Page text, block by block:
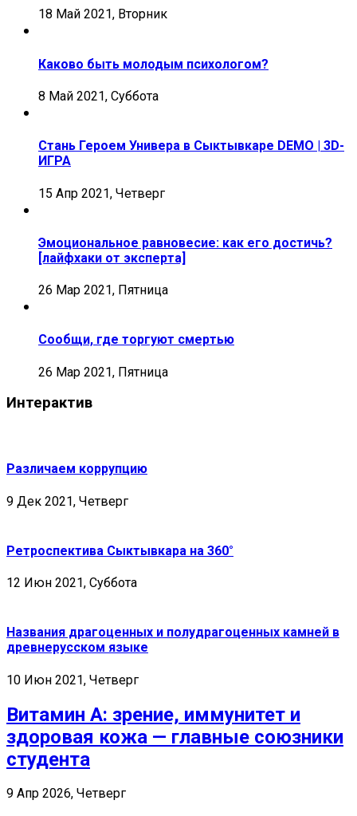
18 Май 2021, Вторник
Каково быть молодым психологом?
8 Май 2021, Суббота
Стань Героем Универа в Сыктывкаре DEMO | 3D-
ИГРА
15 Апр 2021, Четверг
Эмоциональное равновесие: как его достичь?
[лайфхаки от эксперта]
26 Мар 2021, Пятница
Сообщи, где торгуют смертью
26 Мар 2021, Пятница
Интерактив
Различаем коррупцию
9 Дек 2021, Четверг
Ретроспектива Сыктывкара на 360°
12 Июн 2021, Суббота
Названия драгоценных и полудрагоценных камней в
древнерусском языке
10 Июн 2021, Четверг
Витамин А: зрение, иммунитет и
здоровая кожа — главные союзники
студента
9 Апр 2026, Четверг